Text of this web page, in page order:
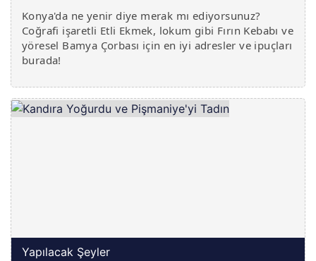
Konya'da ne yenir diye merak mı ediyorsunuz?
Coğrafi işaretli Etli Ekmek, lokum gibi Fırın Kebabı ve
yöresel Bamya Çorbası için en iyi adresler ve ipuçları
burada!
Yapılacak Şeyler